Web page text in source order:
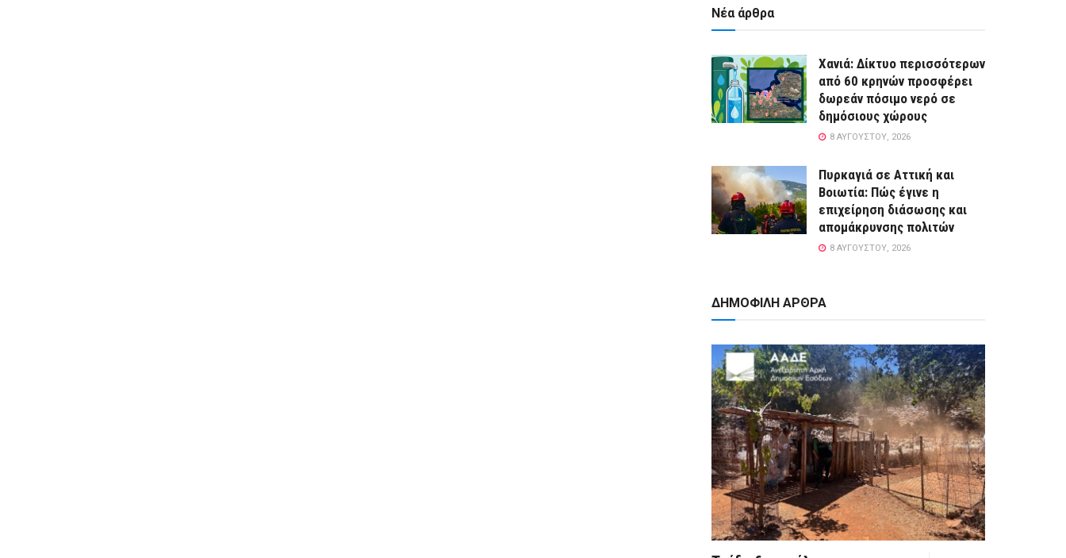
Νέα άρθρα
Χανιά: Δίκτυο περισσότερων
από 60 κρηνών προσφέρει
δωρεάν πόσιμο νερό σε
δημόσιους χώρους
8 ΑΥΓΟΎΣΤΟΥ, 2026
Πυρκαγιά σε Αττική και
Βοιωτία: Πώς έγινε η
επιχείρηση διάσωσης και
απομάκρυνσης πολιτών
8 ΑΥΓΟΎΣΤΟΥ, 2026
ΔΗΜΟΦΙΛΗ ΑΡΘΡΑ